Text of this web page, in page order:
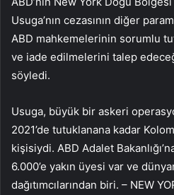
Usuga’nın cezasının diğer
ABD mahkemelerinin sorumlu
ve iade edilmelerini talep
söyledi.
Usuga, büyük bir askeri
2021’de tutuklanana kadar
kişisiydi. ABD Adalet
6.000’e yakın üyesi var ve
dağıtımcılarından biri. – NEW